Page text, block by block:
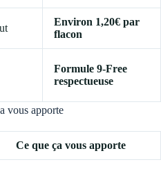
Environ 1,20€ par
flacon
Formule 9-Free
respectueuse
vous apporte
Ce que ça vous apporte